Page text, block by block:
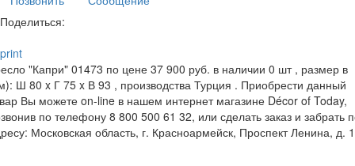
Поделиться:
print
"Капри" 01473 по цене 37 900 руб. в наличии 0 шт , размер в
Ш 80 x Г 75 x В 93 , производства Турция . Приобрести данный
Вы можете on-line в нашем интернет магазине Décor of Today,
по телефону 8 800 500 61 32, или сделать заказ и забрать
Московская область, г. Красноармейск, Проспект Ленина, д.